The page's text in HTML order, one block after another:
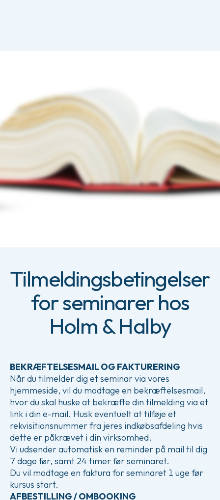
Tilmeldingsbetingelser
for seminarer hos
Holm & Halby
BEKRÆFTELSESMAIL OG FAKTURERING
Når du tilmelder dig et seminar via vores
hjemmeside, vil du modtage en bekræftelsesmail,
hvor du skal huske at bekræfte din tilmelding via et
link i din e-mail. Husk eventuelt at tilføje et
rekvisitionsnummer fra jeres indkøbsafdeling hvis
dette er påkrævet i din virksomhed.
Vi udsender automatisk en reminder på mail til dig
7 dage før, samt 24 timer før seminaret.
Du vil modtage en faktura for seminaret 1 uge før
kursus start.
AFBESTILLING / OMBOOKING